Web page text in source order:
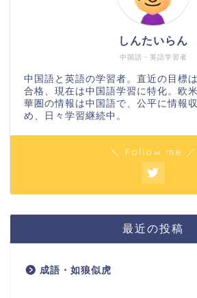
中国語・英語学習者
しんたいらん
中国語と英語の学習者。直近の目標
合格、現在は中国語学習に特化。欧
華圏の情報は中国語で、公平に情報
め、日々学習継続中。
＼ Follow me ／
最近の投稿
成語・如狼似虎